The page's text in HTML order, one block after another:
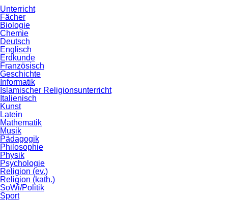
Unterricht
Fächer
Biologie
Chemie
Deutsch
Englisch
Erdkunde
Französisch
Geschichte
Informatik
Islamischer Religionsunterricht
Italienisch
Kunst
Latein
Mathematik
Musik
Pädagogik
Philosophie
Physik
Psychologie
Religion (ev.)
Religion (kath.)
SoWi/Politik
Sport